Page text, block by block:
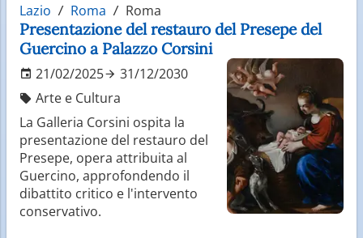
Lazio Roma Roma
Presentazione del restauro del Presepe del
Guercino a Palazzo Corsini
21/02/2025
31/12/2030
Arte e Cultura
La Galleria Corsini ospita la
presentazione del restauro del
Presepe, opera attribuita al
Guercino, approfondendo il
dibattito critico e l'intervento
conservativo.